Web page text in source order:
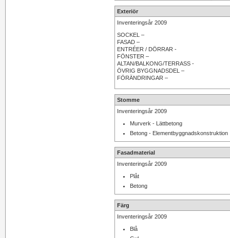
Exteriör
Inventeringsår 2009
SOCKEL –
FASAD –
ENTRÉER / DÖRRAR -
FÖNSTER –
ALTAN/BALKONG/TERRASS -
ÖVRIG BYGGNADSDEL –
FÖRÄNDRINGAR –
Stomme
Inventeringsår 2009
Murverk - Lättbetong
Betong - Elementbyggnadskonstruktion
Fasadmaterial
Inventeringsår 2009
Plåt
Betong
Färg
Inventeringsår 2009
Blå